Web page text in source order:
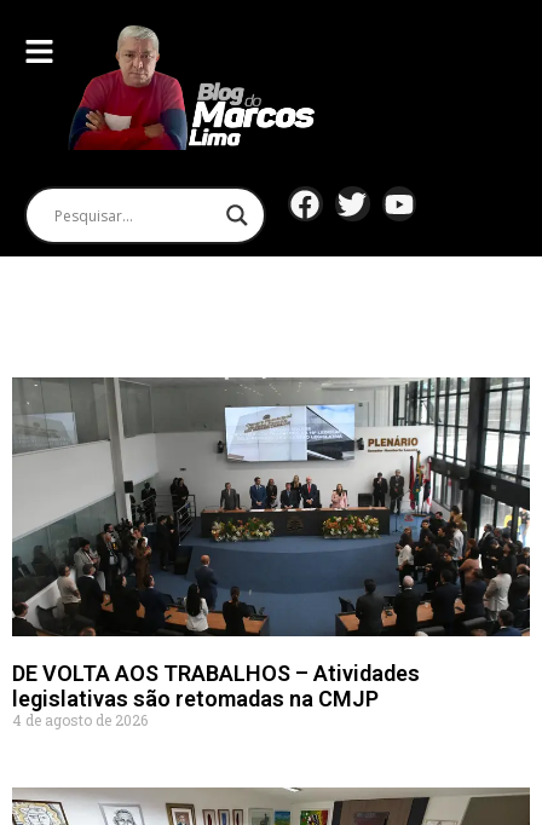
DE VOLTA AOS TRABALHOS – Atividades
legislativas são retomadas na CMJP
4 de agosto de 2026